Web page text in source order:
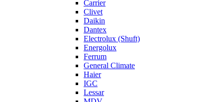
Carrier
Clivet
Daikin
Dantex
Electrolux (Shuft)
Energolux
Ferrum
General Climate
Haier
IGC
Lessar